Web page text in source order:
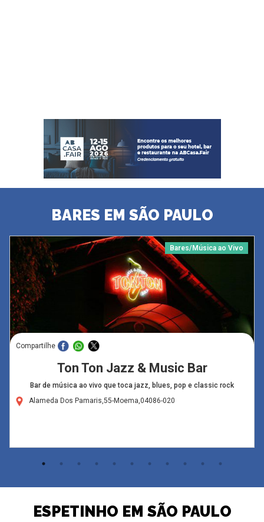
BARES EM SÃO PAULO
Bares/Música ao Vivo
Compartilhe
Ton Ton Jazz & Music Bar
Bar de música ao vivo que toca jazz, blues, pop e classic rock
Alameda Dos Pamaris,55-Moema,04086-020
ESPETINHO EM SÃO PAULO